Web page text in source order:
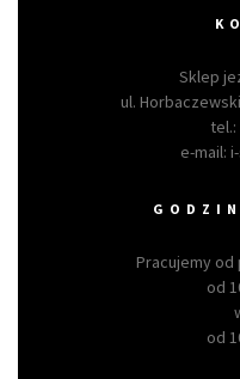
Sklep
ul.
tel.:
e-mail:
Pracujemy od
od
od